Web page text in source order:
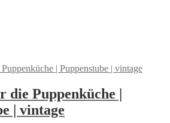
die Puppenküche |
| vintage